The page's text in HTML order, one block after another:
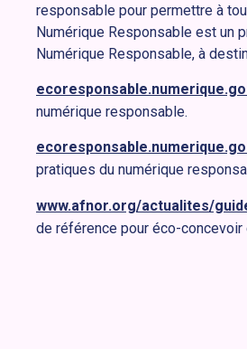
responsable pour permettre à
Numérique Responsable est un
Numérique Responsable, à
numérique responsable.
pratiques du numérique
www.afnor.org/actualites/
de référence pour éco-